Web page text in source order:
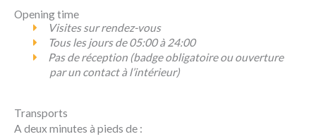
Opening time
Visites sur rendez-vous
Tous les jours de 05:00 à 24:00
Pas de réception (badge obligatoire ou ouverture
par un contact à l’intérieur)
Transports
A deux minutes à pieds de :